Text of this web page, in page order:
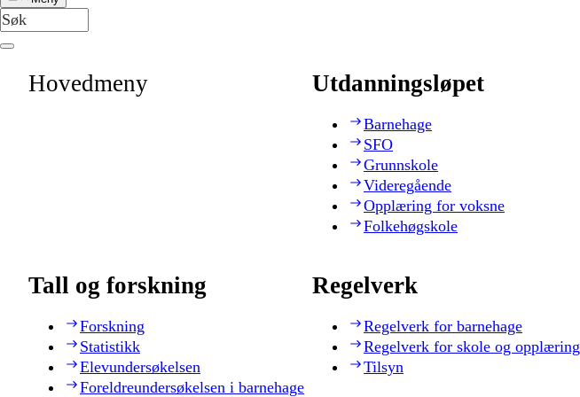
Hovedmeny Utdanningsløpet
Barnehage
SFO
Grunnskole
Videregående
Opplæring for voksne
Folkehøgskole
Tall og forskning
Forskning
Statistikk
Elevundersøkelsen
Foreldreundersøkelsen i barnehage
Regelverk
Regelverk for barnehage
Regelverk for skole og opplæring
Tilsyn